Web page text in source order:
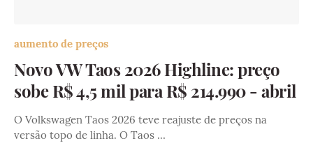
aumento de preços
Novo VW Taos 2026 Highline: preço
sobe R$ 4,5 mil para R$ 214.990 - abril
O Volkswagen Taos 2026 teve reajuste de preços na
versão topo de linha. O Taos …